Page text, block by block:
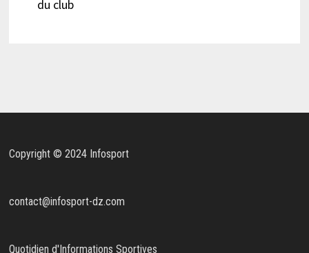
du club
Copyright © 2024 Infosport
contact@infosport-dz.com
Quotidien d'Informations Sportives